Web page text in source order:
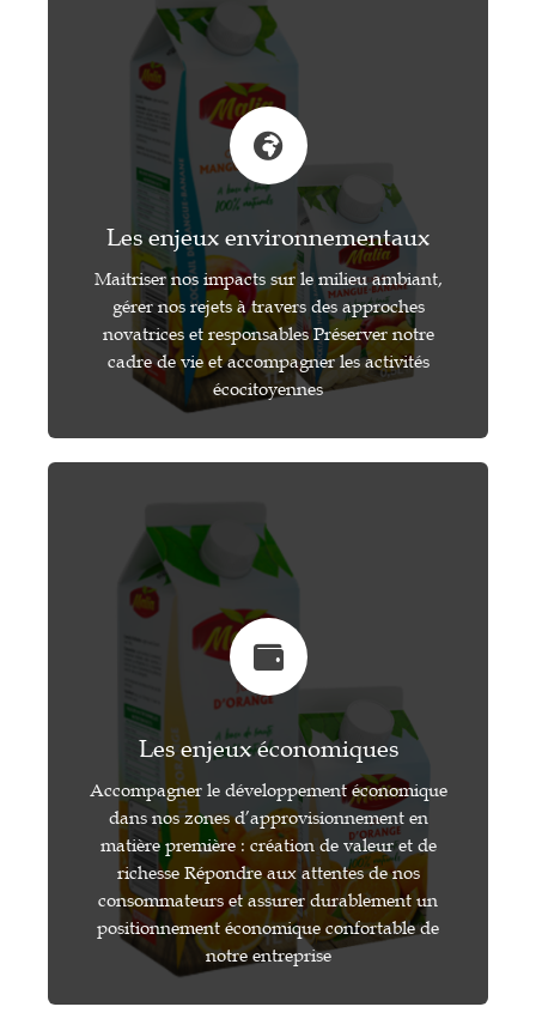
Les enjeux environnementaux
Maitriser nos impacts sur le milieu ambiant,
gérer nos rejets à travers des approches
novatrices et responsables Préserver notre
cadre de vie et accompagner les activités
écocitoyennes
Les enjeux économiques
Accompagner le développement économique
dans nos zones d’approvisionnement en
matière première : création de valeur et de
richesse Répondre aux attentes de nos
consommateurs et assurer durablement un
positionnement économique confortable de
notre entreprise